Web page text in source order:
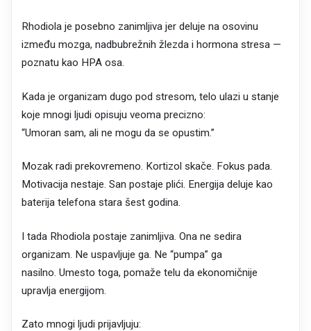
Rhodiola je posebno zanimljiva jer deluje na osovinu
između mozga, nadbubrežnih žlezda i hormona stresa —
poznatu kao HPA osa.
Kada je organizam dugo pod stresom, telo ulazi u stanje
koje mnogi ljudi opisuju veoma precizno:
“Umoran sam, ali ne mogu da se opustim.”
Mozak radi prekovremeno. Kortizol skače. Fokus pada.
Motivacija nestaje. San postaje plići. Energija deluje kao
baterija telefona stara šest godina.
I tada Rhodiola postaje zanimljiva. Ona ne sedira
organizam. Ne uspavljuje ga. Ne “pumpa” ga
nasilno. Umesto toga, pomaže telu da ekonomičnije
upravlja energijom.
Zato mnogi ljudi prijavljuju: